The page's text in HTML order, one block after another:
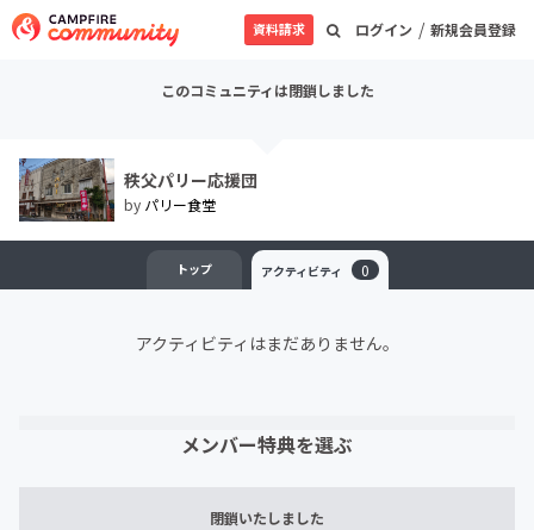
ログイン / 新規会員登録
資料請求
このコミュニティは閉鎖しました
秩父パリー応援団
by パリー食堂
トップ アクティビティ 0
アクティビティはまだありません。
メンバー特典を選ぶ
閉鎖いたしました